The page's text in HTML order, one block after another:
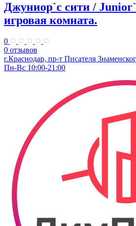
Джуниор`с сити /
игровая комната.
0
0 отзывов
​г.Краснодар, пр-т Писателя
Пн-Вс 10:00-21:00